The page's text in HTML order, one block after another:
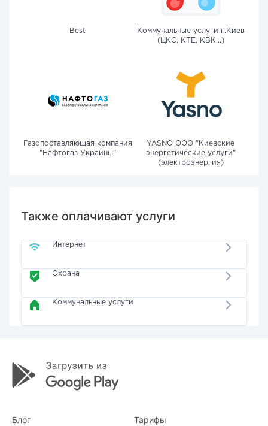
Best
Коммунальные услуги г.Киев
(ЦКС, КТЕ, КВК...)
Газопоставляющая компания
"Нафтогаз Украины"
YASNO OOO "Киевские
энергетические услуги"
(электроэнергия)
Также оплачивают услуги
Интернет
Охрана
Коммунальные услуги
Блог Тарифы